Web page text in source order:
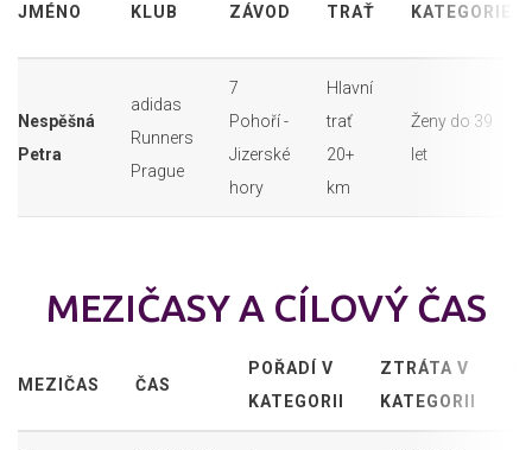
JMÉNO KLUB ZÁVOD TRAŤ KATEGORIE
Nespěšná
Petra
adidas
Runners
Prague
7
Pohoří -
Jizerské
hory
Hlavní
trať
20+
km
Ženy do 39
let
MEZIČASY A CÍLOVÝ ČAS
MEZIČAS ČAS
POŘADÍ V
KATEGORII
ZTRÁTA V
KATEGORII